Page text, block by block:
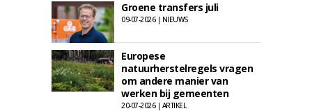
Groene transfers juli
09-07-2026 | NIEUWS
Europese
natuurherstelregels vragen
om andere manier van
werken bij gemeenten
20-07-2026 | ARTIKEL